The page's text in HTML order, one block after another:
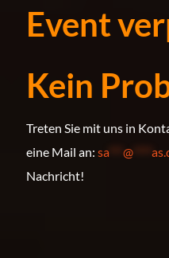
Event
Kein
Treten Sie mit uns in
eine Mail an: sa*** @****
Nachricht!